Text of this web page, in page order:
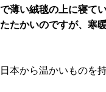
薄い絨毯の上に寝て
たかいのですが、寒
本から温かいものを